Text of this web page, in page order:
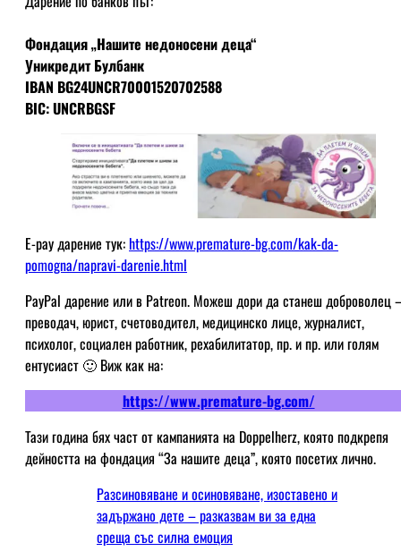
Фондация „Нашите недоносени деца“
Уникредит Булбанк
IBAN BG24UNCR70001520702588
BIC: UNCRBGSF
E-pay дарение тук:https://www.premature-bg.com/kak-da-
pomogna/napravi-darenie.html
PayPal дарение или в Patreon. Можеш дори да станеш доброволец
преводач, юрист, счетоводител, медицинско лице, журналист,
психолог, социален работник, рехабилитатор, пр. и пр. или голям
ентусиаст 🙂 Виж как на:
https://www.premature-bg.com/
Тази година бях част от кампанията на Doppelherz, която подкрепя
дейността на фондация “За нашите деца”, която посетих лично.
Разсиновяване и осиновяване, изоставено и
задържано дете – разказвам ви за една
среща със силна емоция